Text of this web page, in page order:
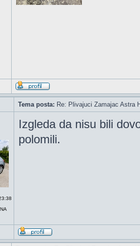
Tema posta: Re: Plivajuci Zamajac Astra
Izgleda da nisu bili
polomili.